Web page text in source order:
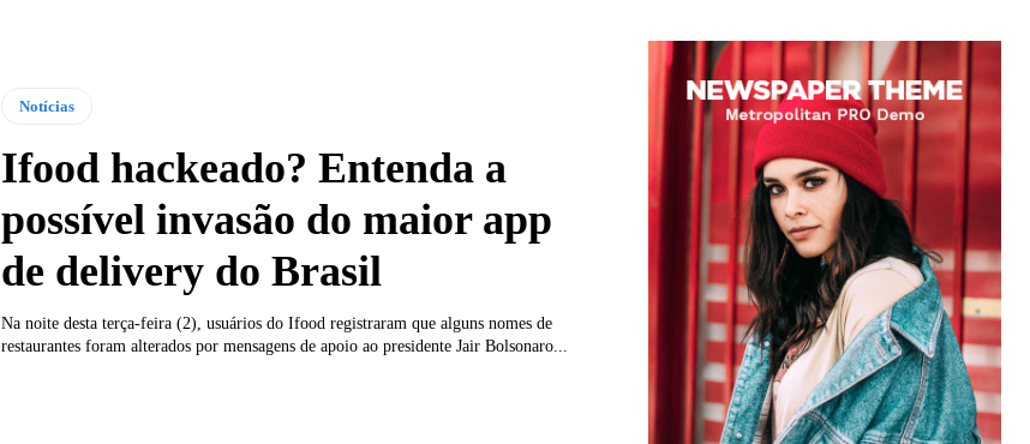
Notícias
Ifood hackeado? Entenda a
possível invasão do maior app
de delivery do Brasil
Na noite desta terça-feira (2), usuários do Ifood registraram que alguns nomes de
restaurantes foram alterados por mensagens de apoio ao presidente Jair Bolsonaro...